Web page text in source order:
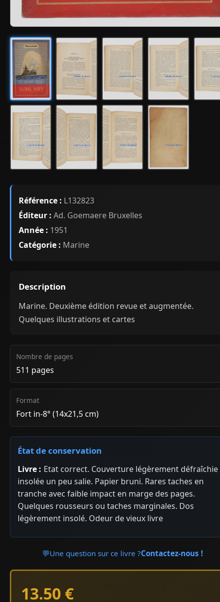
Référence : L132823
Éditeur : Ad. Goemaere Bruxelles
Année : 1951
Catégorie : Marine
Description
Marine. Deuxième édition revue et augmentée.
Quelques illustrations et cartes
Nombre de pages
511 pages
Format
Fort in-8° (14x21,5 cm)
État de conservation
Livre : Etat correct. Couverture légèrement défraîchie
insolée un peu salie. Papier bruni. Rares taches en
tranche avec faible impact en marge des pages.
Quelques rousseurs ou taches marginales. Dos
légèrement insolé. Odeur de vieux livre
💬Une question sur ce livre ?Contactez-nous !
13.50 €